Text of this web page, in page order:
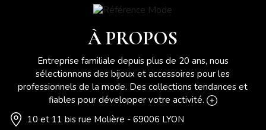
À PROPOS
Entreprise familiale depuis plus de 20 ans, nous
sélectionnons des bijoux et accessoires pour les
professionnels de la mode. Des collections tendances et
fiables pour développer votre activité.
10 et 11 bis rue Molière - 69006 LYON